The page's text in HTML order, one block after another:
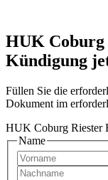
HUK Coburg
Kündigung
Füllen Sie die
Dokument im
HUK Coburg Riester
Name